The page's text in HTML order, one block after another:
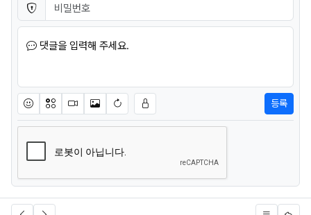
비밀번호 필수
댓글을 입력해 주세요.
이모티콘아이콘동영상이미지새댓글 작성
등록